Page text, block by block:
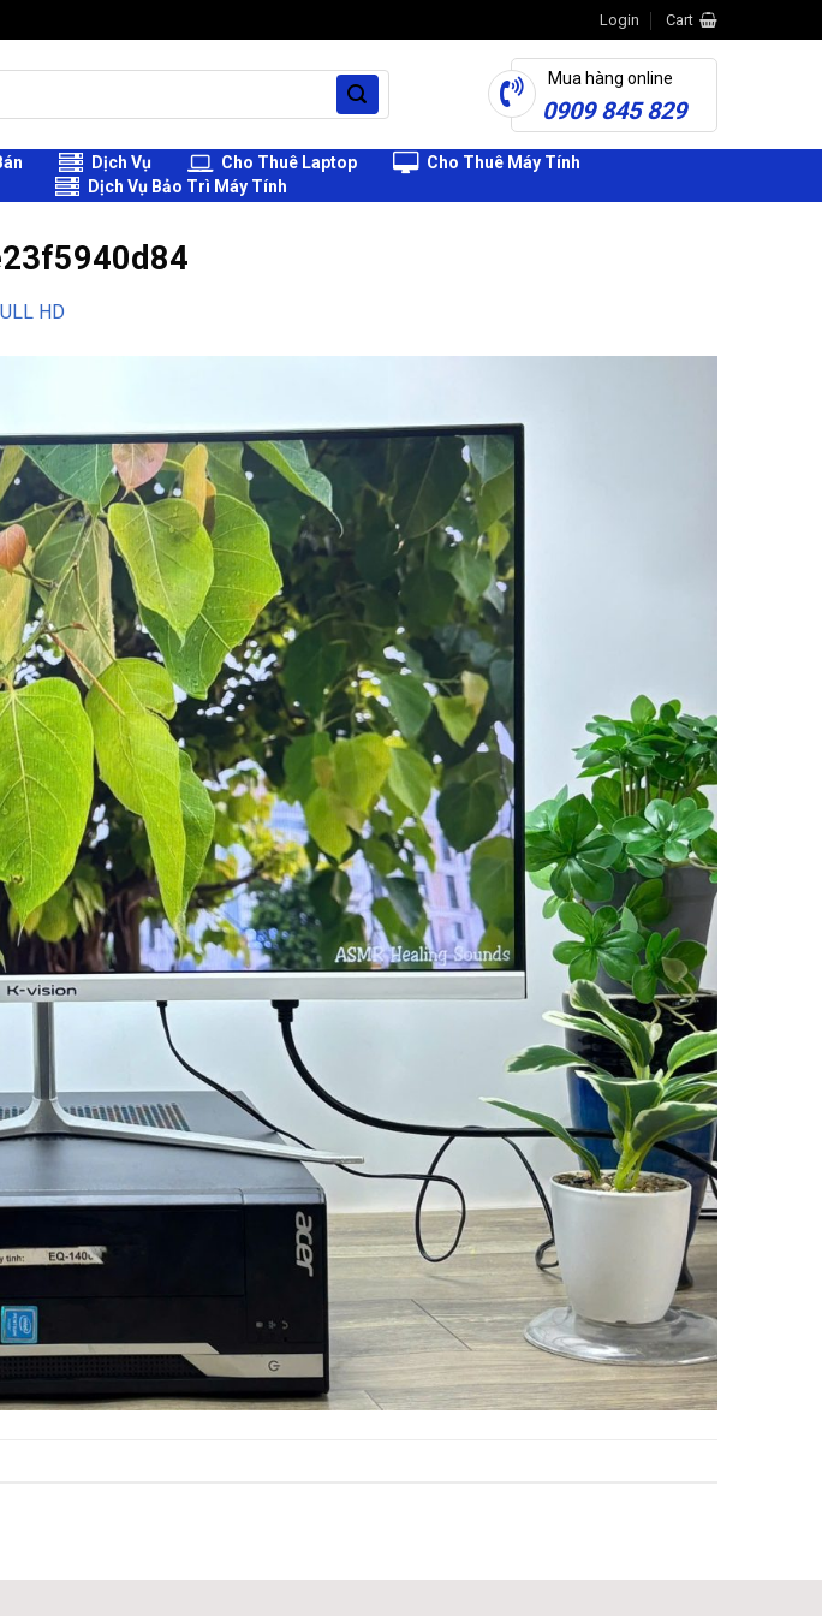
Login Cart
Mua hàng online
0909 845 829
Dịch Vụ Cho Thuê Laptop
Cho Thuê Máy Tính
Dịch Vụ Bảo Trì Máy Tính
HD